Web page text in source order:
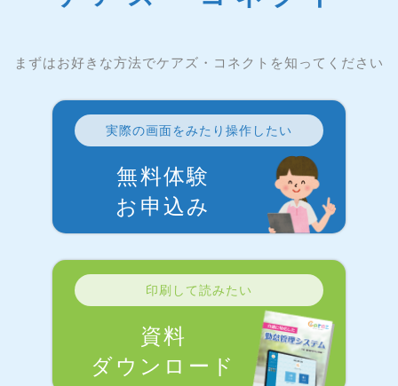
まずはお好きな方法でケアズ・コネクトを知ってください
実際の画面をみたり操作したい
無料体験
お申込み
印刷して読みたい
資料
ダウンロード